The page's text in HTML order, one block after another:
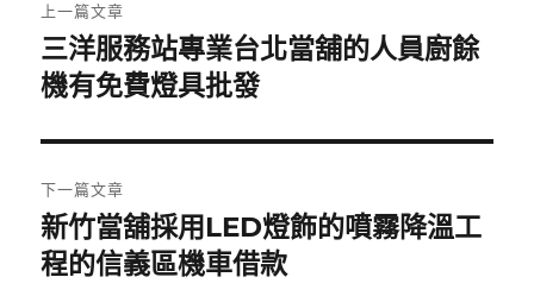
章
導
覽
上一篇文章
上
一
文
章:
三洋服務站專業台北當舖的人員廚餘
機有免費燈具批發
下一篇文章
下
一
新竹當舖採用LED燈飾的噴霧降溫工
程的信義區機車借款